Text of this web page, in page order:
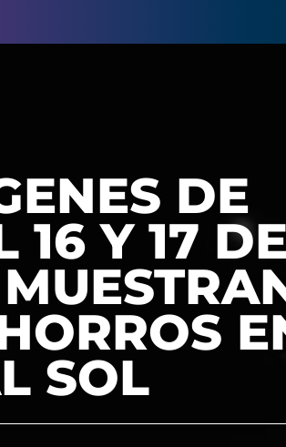
DE
16 Y 17
SOL